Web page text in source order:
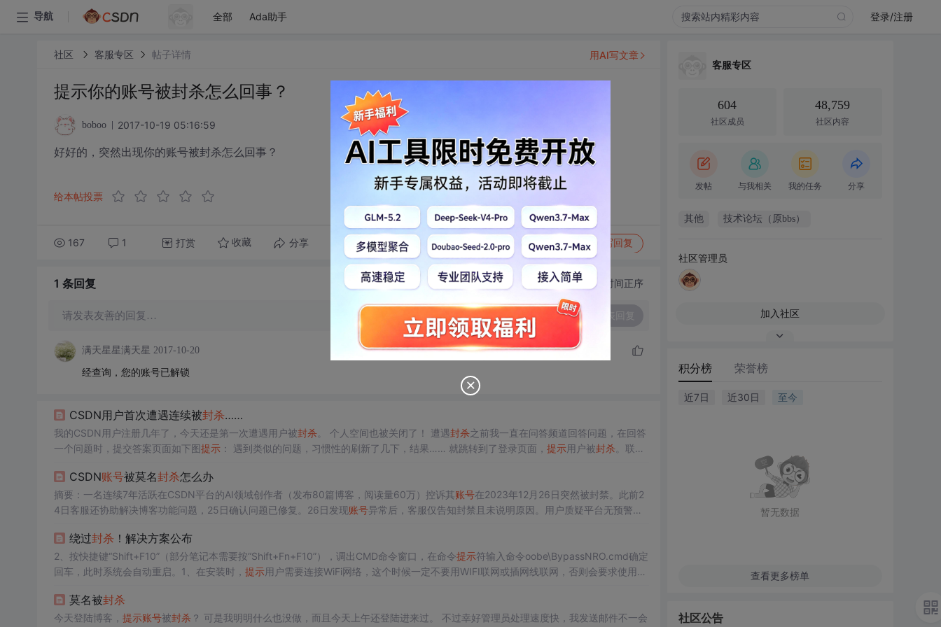
导航 全部 Ada助手 登录/注册
社区 客服专区 帖子详情
提示你的账号被封杀怎么回事？
boboo 2017-10-19 05:16:59
好好的，突然出现你的账号被封杀怎么回事？
给本帖投票
167 1 打赏 收藏 分享 转发到动态 举报 写回复
用AI写文章
1 条回复 切换为时间正序
请发表友善的回复…
满天星星满天星 2017-10-20
经查询，您的账号已解锁
CSDN用户首次遭遇连续被封杀……
我的CSDN用户注册几年了，今天还是第一次遭遇用户被封杀 。 个人空间也被关闭了！ 遭遇封杀之前我一直在问答频道回答问题，在回答
一个问题时，提交答案页面如下图提示 ： 遇到类似的问题，习惯性的刷新了几下，结果…… 就跳转到了登录页面， 提示用户被封杀。联系
上图片CSDN账号被莫名封杀怎么办
摘要：一名连续7年活跃在CSDN平台的AI领域创作者（发布80篇博客，阅读量60万）控诉其账号在2023年12月26日突然被封禁。此前2
4日客服还协助解决博客功能问题，25日确认问题已修复。26日发现账号异常后，客服仅告知封禁且未说明原因。用户质疑平台无预警封
9字）绕过封杀！解决方案公布
2、按快捷键“Shift+F10”（部分笔记本需要按“Shift+Fn+F10”），调出CMD命令窗口，在命令提示符输入命令oobe\BypassNRO.cmd确定
回车，此时系统会自动重启。1、在安装时， 提示用户需要连接WiFi网络，这个时候一定不要用WIFI联网或插网线联网，否则会要求使用微
骤。，以前绕过这步的几个方法已经不能用了，如果没有微软
莫名被封杀
今天登陆博客， 提示账号被封杀？ 可是我明明什么也没做，而且今天上午还登陆进来过。 不过幸好管理员处理速度快，我发送邮件不一会
客服专区
604
社区成员
48,759
社区内容
发帖 与我相关 我的任务 分享
其他 技术论坛（原bbs）
社区管理员
加入社区
积分榜 荣誉榜
近7日 近30日 至今
暂无数据
查看更多榜单
社区公告